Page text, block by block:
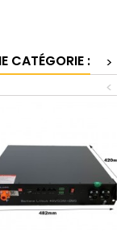
CATÉGORIE :
>
<